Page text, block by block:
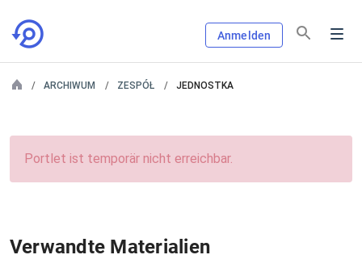
Anmelden
ARCHIWUM ZESPÓŁ JEDNOSTKA
Portlet ist temporär nicht erreichbar.
Verwandte Materialien